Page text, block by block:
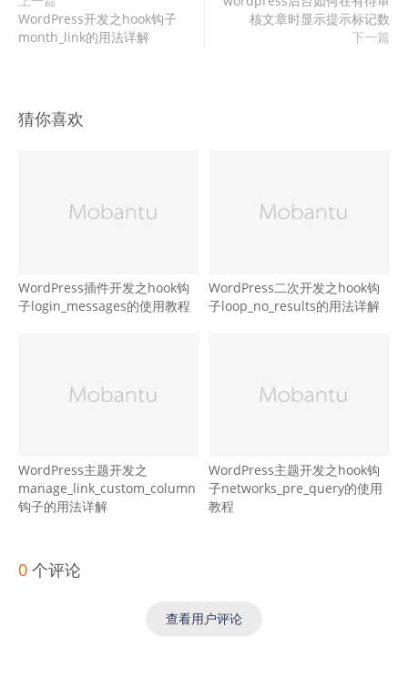
WordPress开发之hook钩子
month_link的用法详解
核文章时显示提示标记数
下一篇
猜你喜欢
WordPress插件开发之hook钩
子login_messages的使用教程
WordPress二次开发之hook钩
子loop_no_results的用法详解
WordPress主题开发之
manage_link_custom_column
钩子的用法详解
WordPress主题开发之hook钩
子networks_pre_query的使用
教程
0 个评论
查看用户评论